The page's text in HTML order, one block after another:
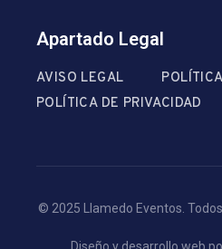
Apartado Legal
AVISO LEGAL
POLÍTICA DE PRIVACIDAD
© 2025 Llamedo Eventos.